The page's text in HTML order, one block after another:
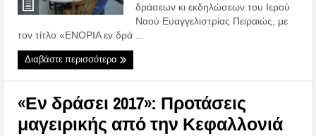
δράσεων κι εκδηλώσεων του Ιερού
Ναού Ευαγγελιστρίας Πειραιώς, με
τον τίτλο «ΕΝΟΡΙΑ εν δρά ...
Διαβάστε περισσότερα
«Εν δράσει 2017»: Προτάσεις
μαγειρικής από την Κεφαλλονιά